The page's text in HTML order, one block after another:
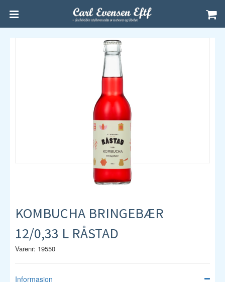
KOMBUCHA BRINGEBÆR
12/0,33 L RÅSTAD
Varenr: 19550
Informasjon